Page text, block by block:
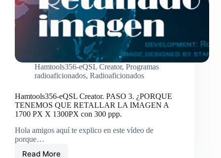
Hamtools356-eQSL Creator, Programas
radioaficionados, Radioaficionados
Hamtools356-eQSL Creator. PASO 3. ¿PORQUE
TENEMOS QUE RETALLAR LA IMAGEN A
1700 PX X 1300PX con 300 ppp.
Hola amigos aquí te explico en este vídeo de
porque…
Read More